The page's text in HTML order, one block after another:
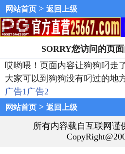
网站首页 > 返回上级
SORRY您访问的页
哎哟喂！页面内容让狗狗叼走
大家可以到狗狗没有叼过的地
广告1广告2
网站首页 > 返回上级
所有内容载自互联网谨